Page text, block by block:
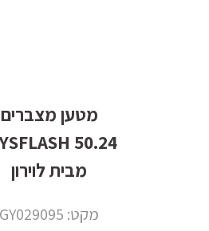
מטען מצברים
מבית לוירון
מקט: GY029095